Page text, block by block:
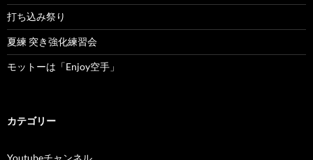
打ち込み祭り
夏練 突き強化練習会
モットーは「Enjoy空手」
カテゴリー
Youtubeチャンネル